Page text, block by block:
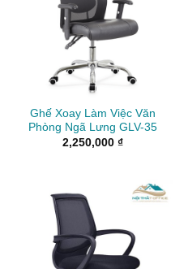
Ghế Xoay Làm Việc Văn
Phòng Ngã Lưng GLV-35
2,250,000 ₫